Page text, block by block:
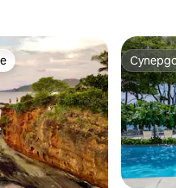
на гостите